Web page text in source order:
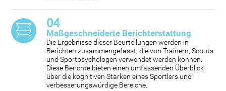
04
Maßgeschneiderte Berichterstattung
Die Ergebnisse dieser Beurteilungen werden in
Berichten zusammengefasst, die von Trainern, Scouts
und Sportpsychologen verwendet werden können.
Diese Berichte bieten einen umfassenden Überblick
über die kognitiven Stärken eines Sportlers und
verbesserungswürdige Bereiche.